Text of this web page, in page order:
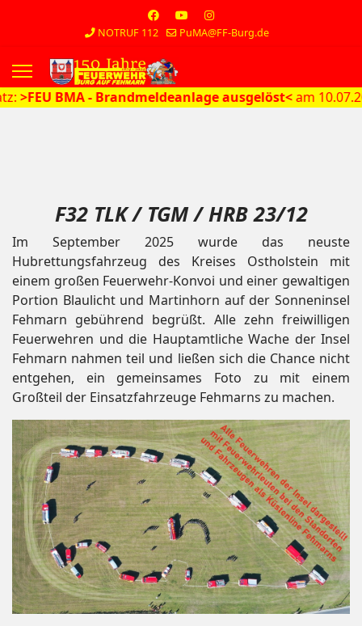
NOTRUF 112 PuMA@FF-Burg.de
- Brandmeldeanlage ausgelöst<am 10.07.2026 um
F32 TLK / TGM / HRB 23/12
Im September 2025 wurde das neuste
Hubrettungsfahrzeug des Kreises Ostholstein mit
einem großen Feuerwehr-Konvoi und einer gewaltigen
Portion Blaulicht und Martinhorn auf der Sonneninsel
Fehmarn gebührend begrüßt. Alle zehn freiwilligen
Feuerwehren und die Hauptamtliche Wache der Insel
Fehmarn nahmen teil und ließen sich die Chance nicht
entgehen, ein gemeinsames Foto zu mit einem
Großteil der Einsatzfahrzeuge Fehmarns zu machen.